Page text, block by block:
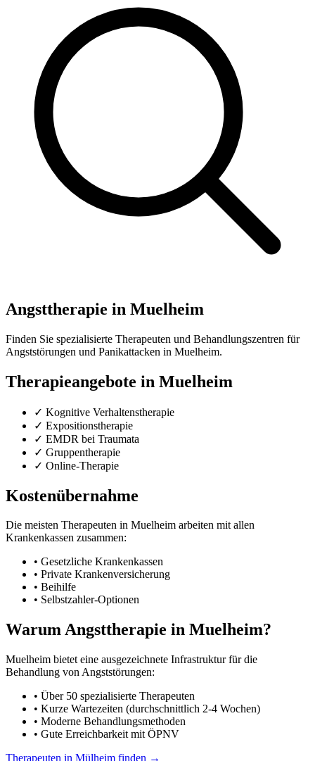
Angsttherapie in Muelheim
Finden Sie spezialisierte Therapeuten und Behandlungszentren für
Angststörungen und Panikattacken in Muelheim.
Therapieangebote in Muelheim
✓ Kognitive Verhaltenstherapie
✓ Expositionstherapie
✓ EMDR bei Traumata
✓ Gruppentherapie
✓ Online-Therapie
Kostenübernahme
Die meisten Therapeuten in Muelheim arbeiten mit allen
Krankenkassen zusammen:
• Gesetzliche Krankenkassen
• Private Krankenversicherung
• Beihilfe
• Selbstzahler-Optionen
Warum Angsttherapie in Muelheim?
Muelheim bietet eine ausgezeichnete Infrastruktur für die
Behandlung von Angststörungen:
• Über 50 spezialisierte Therapeuten
• Kurze Wartezeiten (durchschnittlich 2-4 Wochen)
• Moderne Behandlungsmethoden
• Gute Erreichbarkeit mit ÖPNV
Therapeuten in Mülheim finden →